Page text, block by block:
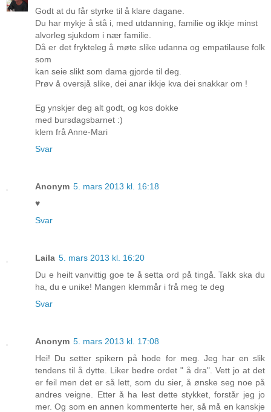
Godt at du får styrke til å klare dagane.
Du har mykje å stå i, med utdanning, familie og ikkje minst
alvorleg sjukdom i nær familie.
Då er det frykteleg å møte slike udanna og empatilause folk
som
kan seie slikt som dama gjorde til deg.
Prøv å oversjå slike, dei anar ikkje kva dei snakkar om !
Eg ynskjer deg alt godt, og kos dokke
med bursdagsbarnet :)
klem frå Anne-Mari
Svar
Anonym 5. mars 2013 kl. 16:18
♥
Svar
Laila 5. mars 2013 kl. 16:20
Du e heilt vanvittig goe te å setta ord på tingå. Takk ska du
ha, du e unike! Mangen klemmår i frå meg te deg
Svar
Anonym 5. mars 2013 kl. 17:08
Hei! Du setter spikern på hode for meg. Jeg har en slik
tendens til å dytte. Liker bedre ordet " å dra". Vett jo at det
er feil men det er så lett, som du sier, å ønske seg noe på
andres veigne. Etter å ha lest dette stykket, forstår jeg jo
mer. Og som en annen kommenterte her, så må en kanskje